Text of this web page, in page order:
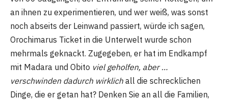
an ihnen zu experimentieren, und wer weiß, was sonst
noch abseits der Leinwand passiert, würde ich sagen,
Orochimarus Ticket in die Unterwelt wurde schon
mehrmals geknackt. Zugegeben, er hat im Endkampf
mit Madara und Obito viel geholfen, aber …
verschwinden dadurch wirklichall die schrecklichen
Dinge, die er getan hat? Denken Sie an all die Familien,